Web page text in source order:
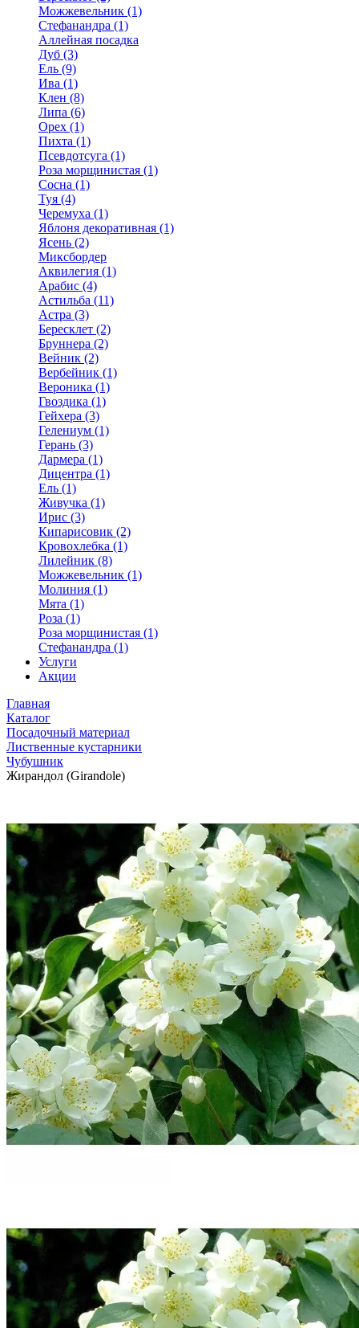
Можжевельник (1)
Стефанандра (1)
Аллейная посадка
Дуб (3)
Ель (9)
Ива (1)
Клен (8)
Липа (6)
Орех (1)
Пихта (1)
Псевдотсуга (1)
Роза морщинистая (1)
Сосна (1)
Туя (4)
Черемуха (1)
Яблоня декоративная (1)
Ясень (2)
Миксбордер
Аквилегия (1)
Арабис (4)
Астильба (11)
Астра (3)
Бересклет (2)
Бруннера (2)
Вейник (2)
Вербейник (1)
Вероника (1)
Гвоздика (1)
Гейхера (3)
Гелениум (1)
Герань (3)
Дармера (1)
Дицентра (1)
Ель (1)
Живучка (1)
Ирис (3)
Кипарисовик (2)
Кровохлебка (1)
Лилейник (8)
Можжевельник (1)
Молиния (1)
Мята (1)
Роза (1)
Роза морщинистая (1)
Стефанандра (1)
Услуги
Акции
Главная
Каталог
Посадочный материал
Лиственные кустарники
Чубушник
Жирандол (Girandole)